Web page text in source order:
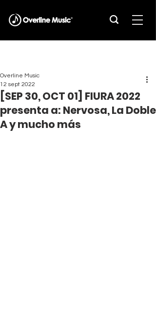
[SEP 30, OCT 01] FIURA 2022
presenta a: Nervosa, La Doble
A y mucho más
Overline Music
12 sept 2022